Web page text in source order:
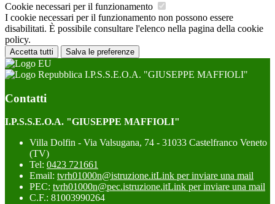
Cookie necessari per il funzionamento
I cookie necessari per il funzionamento non possono essere
disabilitati. È possibile consultare l'elenco nella pagina della cookie
policy.
Accetta tutti Salva le preferenze
I.P.S.S.E.O.A. "GIUSEPPE MAFFIOLI"
Contatti
I.P.S.S.E.O.A. "GIUSEPPE MAFFIOLI"
Villa Dolfin - Via Valsugana, 74 - 31033 Castelfranco Veneto
(TV)
Tel: 0423 721661
Email: tvrh01000n@istruzione.itLink per inviare una mail
PEC: tvrh01000n@pec.istruzione.itLink per inviare una mail
C.F.: 81003990264